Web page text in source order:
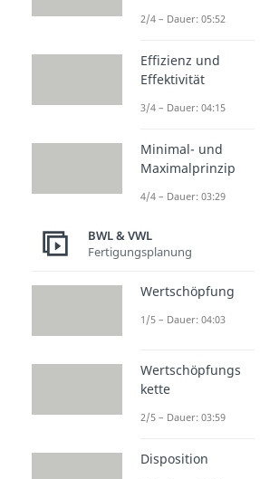
Maslow
zur Stelle
Die
ist ein
Modell von
Pyramide stellt alle
des
aufbauend dar.
2/4 – Dauer: 05:52
Effizienz und
Effektivität
3/4 – Dauer: 04:15
Minimal- und
Maximalprinzip
4/4 – Dauer: 03:29
BWL & VWL
Fertigungsplanung
Wertschöpfung
1/5 – Dauer: 04:03
Wertschöpfungs
kette
2/5 – Dauer: 03:59
Disposition